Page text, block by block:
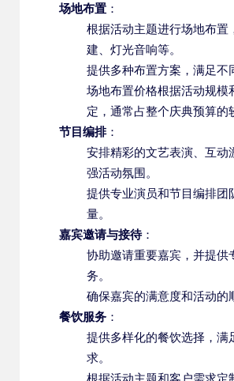
场地布置 ：
根据活动主题进行场地布置
建、灯光音响等。
提供多种布置方案，满足不
场地布置价格根据活动规模
定，通常占整个庆典预算的
节目编排：
安排精彩的文艺表演、互动
强活动氛围。
提供专业演员和节目编排团
量。
嘉宾邀请与接待：
协助邀请重要嘉宾，并提供
务。
确保嘉宾的满意度和活动的
餐饮服务 ：
提供多样化的餐饮选择，满
求。